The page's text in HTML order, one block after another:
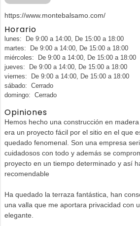
https://www.montebalsamo.com/
Horario
lunes: De 9:00 a 14:00, De 15:00 a 18:00
martes: De 9:00 a 14:00, De 15:00 a 18:00
miércoles: De 9:00 a 14:00, De 15:00 a 18:00
jueves: De 9:00 a 14:00, De 15:00 a 18:00
viernes: De 9:00 a 14:00, De 15:00 a 18:00
sábado: Cerrado
domingo: Cerrado
Opiniones
Hemos hecho una construcción en
era un proyecto fácil por el sitio en el que
quedado fenomenal. Son una empresa
cuidadosos con todo y además se
proyecto en un tiempo determinado y así
recomendable
Ha quedado la terraza fantástica, han
una valla que me aportara privacidad con
elegante.